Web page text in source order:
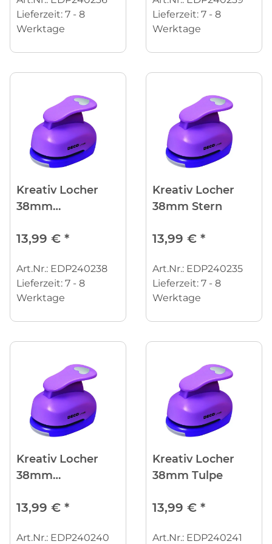
Lieferzeit: 7 - 8
Werktage
Lieferzeit: 7 - 8
Werktage
Kreativ Locher
38mm
13,99 € *
Art.Nr.: EDP240238
Lieferzeit: 7 - 8
Werktage
Kreativ Locher
38mm Stern
13,99 € *
Art.Nr.: EDP240235
Lieferzeit: 7 - 8
Werktage
Kreativ Locher
38mm
13,99 € *
Art.Nr.: EDP240240
Kreativ Locher
38mm Tulpe
13,99 € *
Art.Nr.: EDP240241